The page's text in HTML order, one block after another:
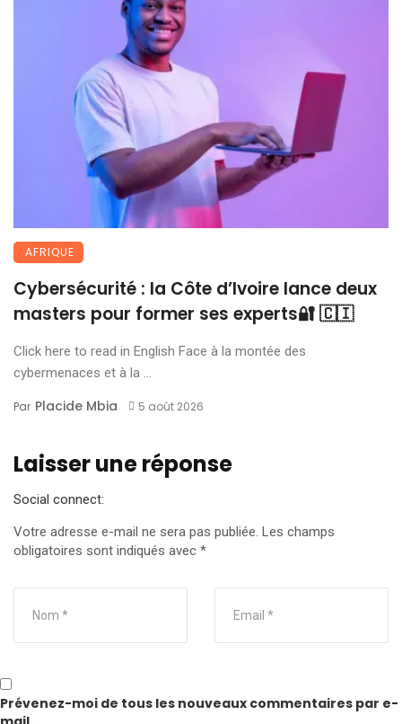
AFRIQUE
Cybersécurité : la Côte d’Ivoire lance deux
masters pour former ses experts🔐 🇨🇮
Click here to read in English Face à la montée des
cybermenaces et à la ...
Par Placide Mbia 5 août 2026
Laisser une réponse
Social connect:
Votre adresse e-mail ne sera pas publiée. Les champs
obligatoires sont indiqués avec *
Prévenez-moi de tous les nouveaux commentaires par e-